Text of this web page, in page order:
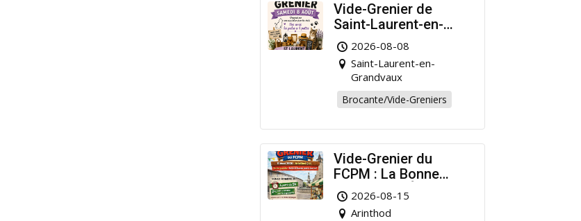
Vide-Grenier de
Saint-Laurent-en-
Grandvaux : Venez
chiner pour la bonne
cause !
2026-08-08
Saint-Laurent-en-
Grandvaux
Brocante/Vide-Greniers
Vide-Grenier du
FCPM : La Bonne
Affaire de l’Été à
Arinthod !
2026-08-15
Arinthod